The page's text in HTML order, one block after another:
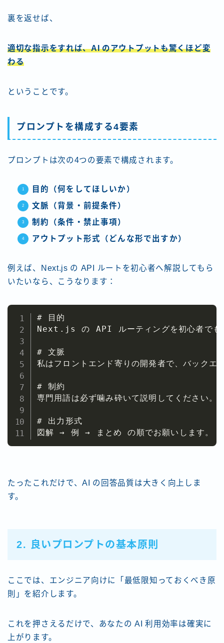
裏を返せば、
適切な指示をすれば、AI のアウトプットも驚くほど変
わる
ということです。
プロンプトを構成する4要素
プロンプトは次の4つの要素で構成されます。
目的（何をしてほしいか）
文脈（背景・前提条件）
制約（条件・禁止事項）
アウトプット形式（どんな形で出すか）
例えば、Next.js の API ルートを初心者へ解説してもら
いたいなら、こうなります：
# 目的
Next.js の API ルーティングを初心者でも
# 文脈
私はフロントエンド寄りの開発者で、バックエ
# 制約
専門用語は必ず噛み砕いて説明してください。
# 出力形式
図解 → 例 → まとめ の順でお願いします。
たったこれだけで、AI の回答品質は大きく向上しま
す。
2. 良いプロンプトの基本原則
ここでは、エンジニア向けに「最低限知っておくべき原
則」を紹介します。
これを押さえるだけで、あなたの AI 利用効率は確実に
上がります。